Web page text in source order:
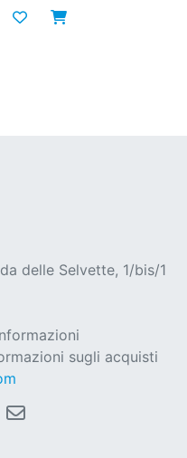
delle Selvette, 1/bis/1
sugli acquisti